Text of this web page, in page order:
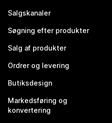
Salgskanaler
Søgning efter produkter
Salg af produkter
Ordrer og levering
Butiksdesign
Markedsføring og
konvertering